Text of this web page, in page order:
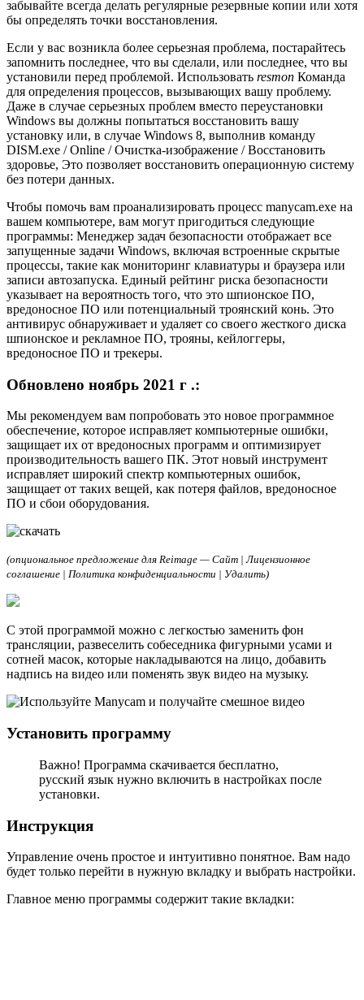
забывайте всегда делать регулярные резервные копии или хотя
бы определять точки восстановления.
Если у вас возникла более серьезная проблема, постарайтесь
запомнить последнее, что вы сделали, или последнее, что вы
установили перед проблемой. Использовать resmon Команда
для определения процессов, вызывающих вашу проблему.
Даже в случае серьезных проблем вместо переустановки
Windows вы должны попытаться восстановить вашу
установку или, в случае Windows 8, выполнив команду
DISM.exe / Online / Очистка-изображение / Восстановить
здоровье, Это позволяет восстановить операционную систему
без потери данных.
Чтобы помочь вам проанализировать процесс manycam.exe на
вашем компьютере, вам могут пригодиться следующие
программы: Менеджер задач безопасности отображает все
запущенные задачи Windows, включая встроенные скрытые
процессы, такие как мониторинг клавиатуры и браузера или
записи автозапуска. Единый рейтинг риска безопасности
указывает на вероятность того, что это шпионское ПО,
вредоносное ПО или потенциальный троянский конь. Это
антивирус обнаруживает и удаляет со своего жесткого диска
шпионское и рекламное ПО, трояны, кейлоггеры,
вредоносное ПО и трекеры.
Обновлено ноябрь 2021 г .:
Мы рекомендуем вам попробовать это новое программное
обеспечение, которое исправляет компьютерные ошибки,
защищает их от вредоносных программ и оптимизирует
производительность вашего ПК. Этот новый инструмент
исправляет широкий спектр компьютерных ошибок,
защищает от таких вещей, как потеря файлов, вредоносное
ПО и сбои оборудования.
(опциональное предложение для Reimage — Cайт | Лицензионное
соглашение | Политика конфиденциальности | Удалить)
С этой программой можно с легкостью заменить фон
трансляции, развеселить собеседника фигурными усами и
сотней масок, которые накладываются на лицо, добавить
надпись на видео или поменять звук видео на музыку.
Установить программу
Важно! Программа скачивается бесплатно,
русский язык нужно включить в настройках после
установки.
Инструкция
Управление очень простое и интуитивно понятное. Вам надо
будет только перейти в нужную вкладку и выбрать настройки.
Главное меню программы содержит такие вкладки: